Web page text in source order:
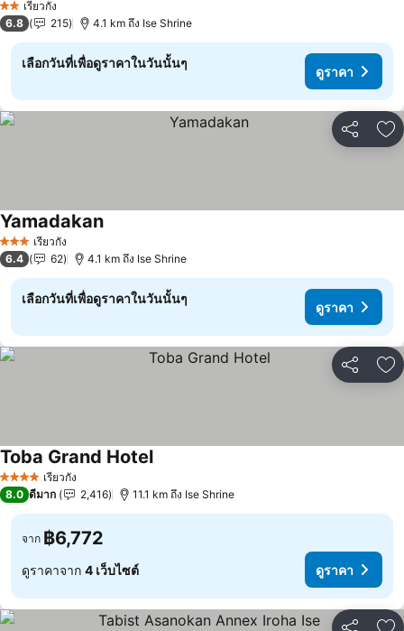
2 ดาวเรียวกัง
6.8 215 4.1 km ถึง Ise Shrine
เลือกวันที่เพื่อดูราคาในวันนั้นๆ
ดูราคา
แชร์ เ
3 ดาว เรียวกัง
Yamadakanดูราคา
6.4 62 4.1 km ถึง Ise Shrine
เลือกวันที่เพื่อดูราคาในวันนั้นๆ
ดูราคา
แชร์ เ
4 ดาว เรียวกัง
Toba Grand Hotelดูราคา
8.0 ดีมาก 2,416 11.1 km ถึง Ise Shrine
จาก ฿6,772
ดูราคาจาก 4 เว็บไซต์ ดูราคา